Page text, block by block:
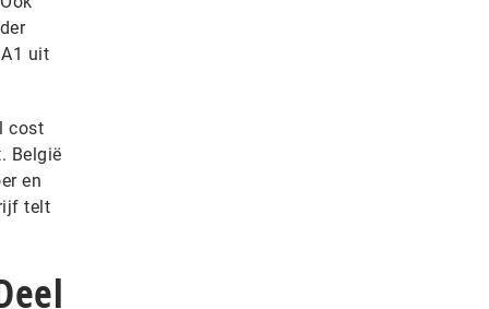
uit
cost
België
en
telt